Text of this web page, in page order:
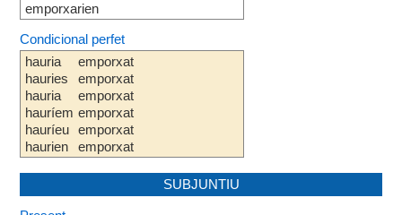
emporxarien
Condicional perfet
hauria
hauries
hauria
hauríem
hauríeu
haurien
emporxat
emporxat
emporxat
emporxat
emporxat
emporxat
SUBJUNTIU